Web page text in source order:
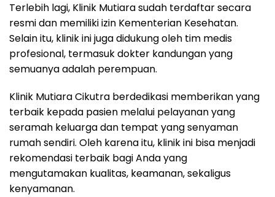
Terlebih lagi, Klinik Mutiara sudah terdaftar secara
resmi dan memiliki izin Kementerian Kesehatan.
Selain itu, klinik ini juga didukung oleh tim medis
profesional, termasuk dokter kandungan yang
semuanya adalah perempuan.
Klinik Mutiara Cikutra berdedikasi memberikan yang
terbaik kepada pasien melalui pelayanan yang
seramah keluarga dan tempat yang senyaman
rumah sendiri. Oleh karena itu, klinik ini bisa menjadi
rekomendasi terbaik bagi Anda yang
mengutamakan kualitas, keamanan, sekaligus
kenyamanan.